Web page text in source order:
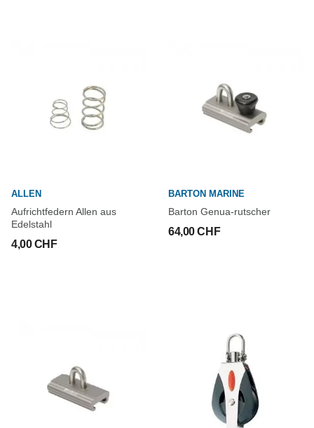
ALLEN
Aufrichtfedern Allen aus
Edelstahl
4,00 CHF
BARTON MARINE
Barton Genua-rutscher
64,00 CHF